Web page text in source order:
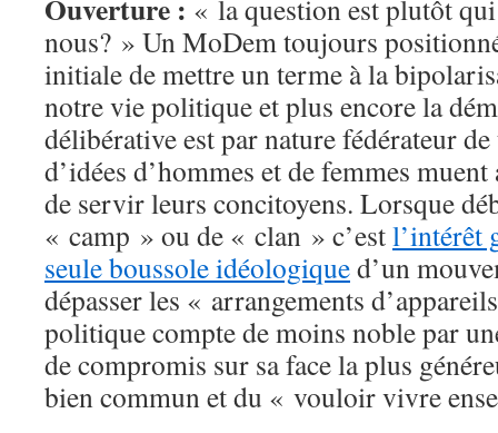
Ouverture : « la question est plutôt
nous? » Un MoDem toujours
initiale de mettre un terme à la
notre vie politique et plus encore la
délibérative est par nature fédérateur
d’idées d’hommes et de femmes
de servir leurs concitoyens. Lorsque
« camp » ou de « clan » c’estl’intérêt
seule boussole idéologiqued’un
dépasser les « arrangements
politique compte de moins noble par
de compromis sur sa face la plus
bien commun et du « vouloir vivre